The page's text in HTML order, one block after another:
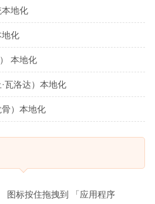
地化
地化
本地化
瓦洛达）本地化
）本地化
图标按住拖拽到 「应用程序